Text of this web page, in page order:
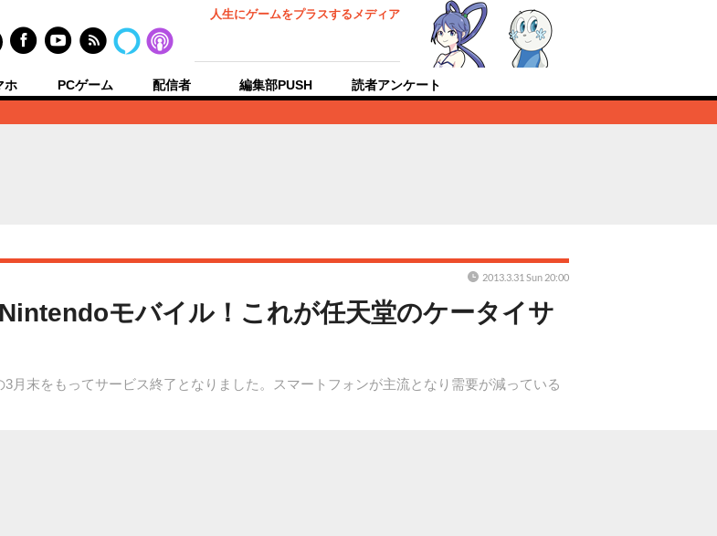
人生にゲームをプラスするメディア
ホ PCゲーム 配信者 編集部PUSH 読者アンケート
モバイル！これが任天堂のケータイサ
月末をもってサービス終了となりました。スマートフォンが主流となり需要が減っている
2013.3.31 Sun 20:00